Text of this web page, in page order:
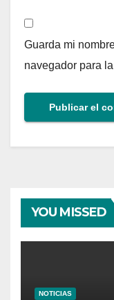
Guarda mi
navegador para
YOU MISSED
NOTICIAS